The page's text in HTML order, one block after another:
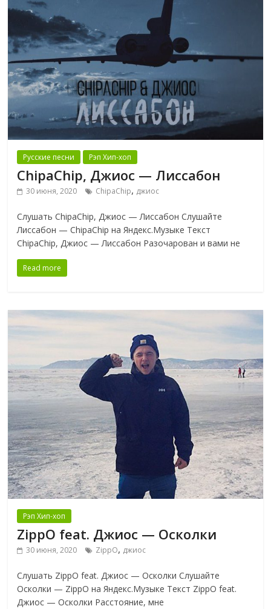
Русские песни Рэп Хип-хоп
ChipaChip, Джиос — Лиссабон
30 июня, 2020 ChipaChip, джиос
Слушать ChipaChip, Джиос — Лиссабон Слушайте
Лиссабон — ChipaChip на Яндекс.Музыке Текст
ChipaChip, Джиос — Лиссабон Разочарован и вами не
Read more
Рэп Хип-хоп
ZippO feat. Джиос — Осколки
30 июня, 2020 ZippO, джиос
Слушать ZippO feat. Джиос — Осколки Слушайте
Осколки — ZippO на Яндекс.Музыке Текст ZippO feat.
Джиос — Осколки Расстояние, мне